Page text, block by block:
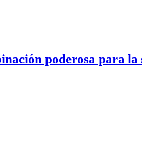
poderosa para la